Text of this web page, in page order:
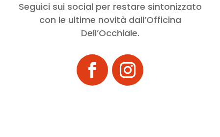
Seguici sui social per restare sintonizzato
con le ultime novità dall’Officina
Dell’Occhiale.